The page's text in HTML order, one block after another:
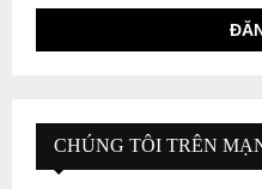
CHÚNG TÔI TRÊN